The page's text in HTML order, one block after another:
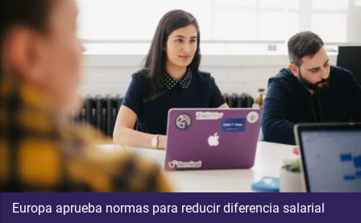
Europa aprueba normas para reducir diferencia salarial